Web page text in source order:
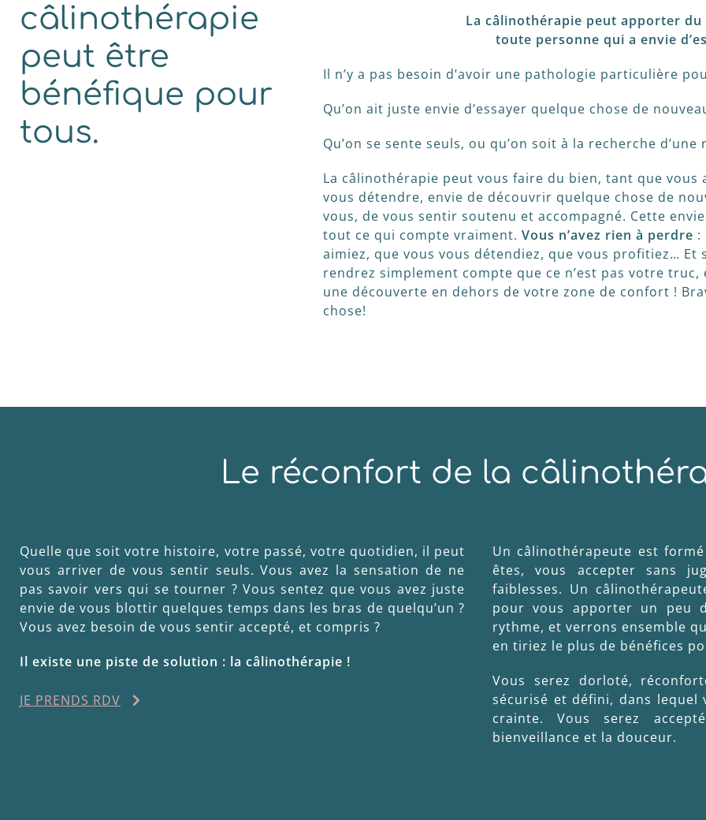
câlinothérapie
peut être
bénéfique pour
tous.
La câlinothérapie peut apporter
toute personne qui a envie
Il n’y a pas besoin d’avoir une pathologie particulière
Qu’on ait juste envie d’essayer quelque chose de
Qu’on se sente seuls, ou qu’on soit à la recherche
La câlinothérapie peut vous faire du bien, tant que vous
vous détendre, envie de découvrir quelque chose de
vous, de vous sentir soutenu et accompagné. Cette
tout ce qui compte vraiment. Vous n’avez rien à perdre :
aimiez, que vous vous détendiez, que vous profitiez… Et
rendrez simplement compte que ce n’est pas votre
une découverte en dehors de votre zone de confort !
chose!
Le réconfort de la
Quelle que soit votre histoire, votre passé, votre quotidien, il peut
vous arriver de vous sentir seuls. Vous avez la sensation de ne
pas savoir vers qui se tourner ? Vous sentez que vous avez juste
envie de vous blottir quelques temps dans les bras de quelqu’un ?
Vous avez besoin de vous sentir accepté, et compris ?
Il existe une piste de solution : la câlinothérapie !
JE PRENDS RDV
Un câlinothérapeute est
êtes, vous accepter sans
faiblesses. Un
pour vous apporter un peu
rythme, et verrons ensemble
en tiriez le plus de bénéfices
Vous serez dorloté,
sécurisé et défini, dans lequel
crainte. Vous serez
bienveillance et la douceur.